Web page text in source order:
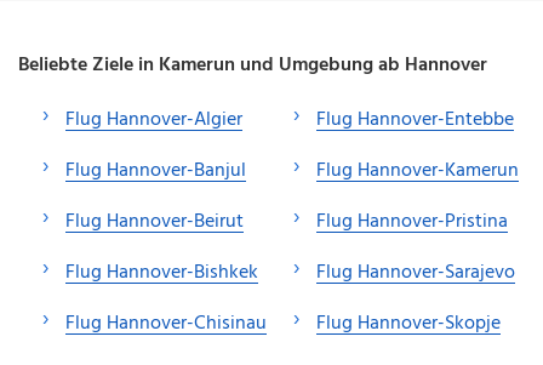
Beliebte Ziele in Kamerun und Umgebung ab Hannover
Flug Hannover-Algier
Flug Hannover-Banjul
Flug Hannover-Beirut
Flug Hannover-Bishkek
Flug Hannover-Chisinau
Flug Hannover-Entebbe
Flug Hannover-Kamerun
Flug Hannover-Pristina
Flug Hannover-Sarajevo
Flug Hannover-Skopje